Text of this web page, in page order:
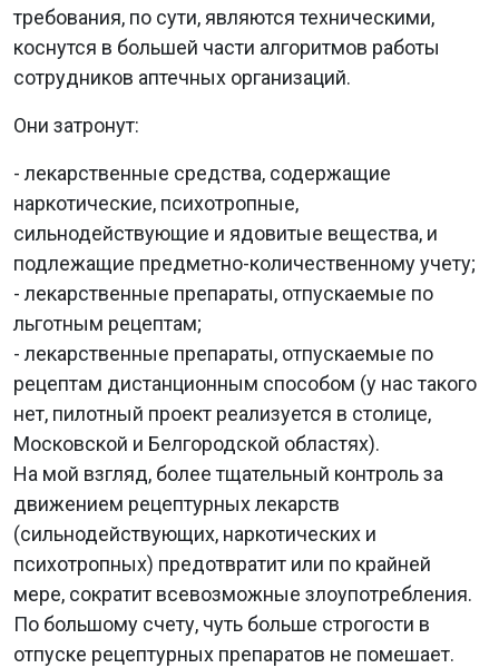
требования, по сути, являются техническими,
коснутся в большей части алгоритмов работы
сотрудников аптечных организаций.
Они затронут:
- лекарственные средства, содержащие
наркотические, психотропные,
сильнодействующие и ядовитые вещества, и
подлежащие предметно-количественному учету;
- лекарственные препараты, отпускаемые по
льготным рецептам;
- лекарственные препараты, отпускаемые по
рецептам дистанционным способом (у нас такого
нет, пилотный проект реализуется в столице,
Московской и Белгородской областях).
На мой взгляд, более тщательный контроль за
движением рецептурных лекарств
(сильнодействующих, наркотических и
психотропных) предотвратит или по крайней
мере, сократит всевозможные злоупотребления.
По большому счету, чуть больше строгости в
отпуске рецептурных препаратов не помешает.